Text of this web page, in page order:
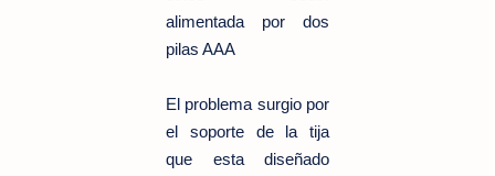
alimentada por dos
pilas AAA
El problema surgio por
el soporte de la tija
que esta diseñado